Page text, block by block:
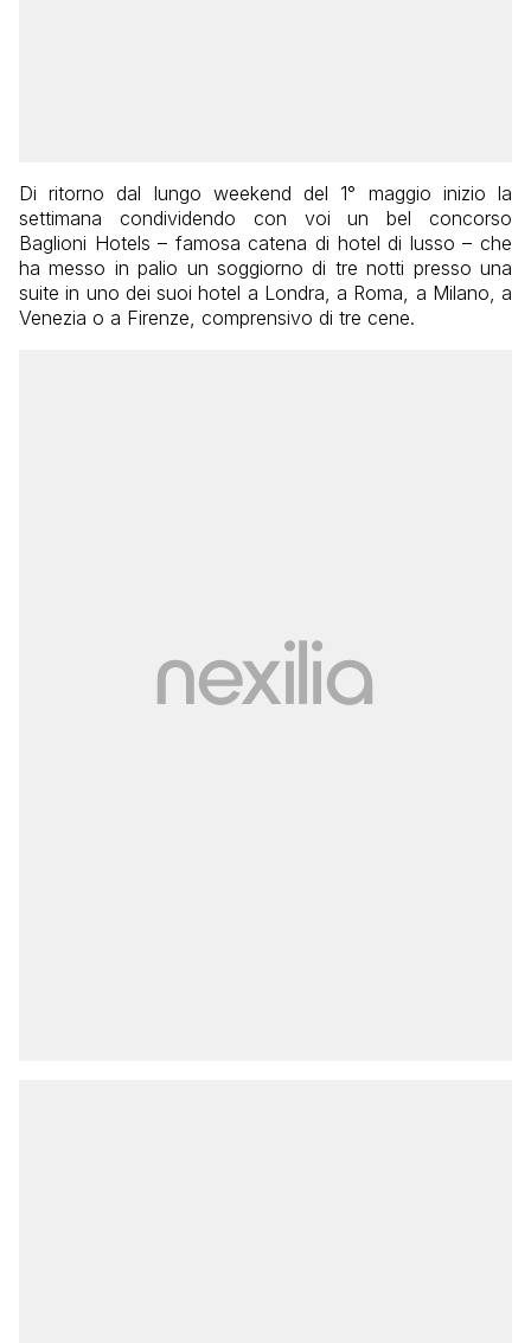
Di ritorno dal lungo weekend del 1° maggio inizio la
settimana condividendo con voi un bel concorso
Baglioni Hotels – famosa catena di hotel di lusso – che
ha messo in palio un soggiorno di tre notti presso una
suite in uno dei suoi hotel a Londra, a Roma, a Milano, a
Venezia o a Firenze, comprensivo di tre cene.